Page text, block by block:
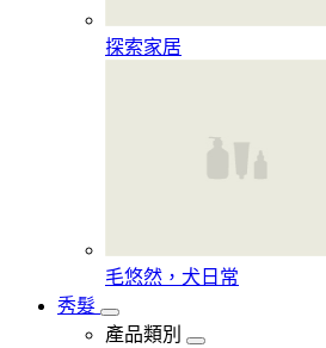
探索家居
毛悠然，犬日常
秀髮
產品類別